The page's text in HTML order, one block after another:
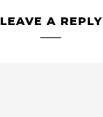
LEAVE A REPLY